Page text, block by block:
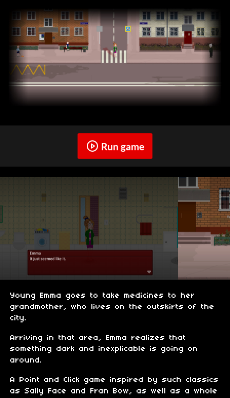
Run game
Young Emma goes to take medicines to her
grandmother, who lives on the outskirts of the
city.
Arriving in that area, Emma realizes that
something dark and inexplicable is going on
around.
A Point and Click game inspired by such classics
as Sally Face and Fran Bow, as well as a whole